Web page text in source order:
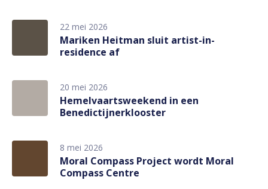
22 mei 2026
Mariken Heitman sluit artist-in-
residence af
20 mei 2026
Hemelvaartsweekend in een
Benedictijnerklooster
8 mei 2026
Moral Compass Project wordt Moral
Compass Centre